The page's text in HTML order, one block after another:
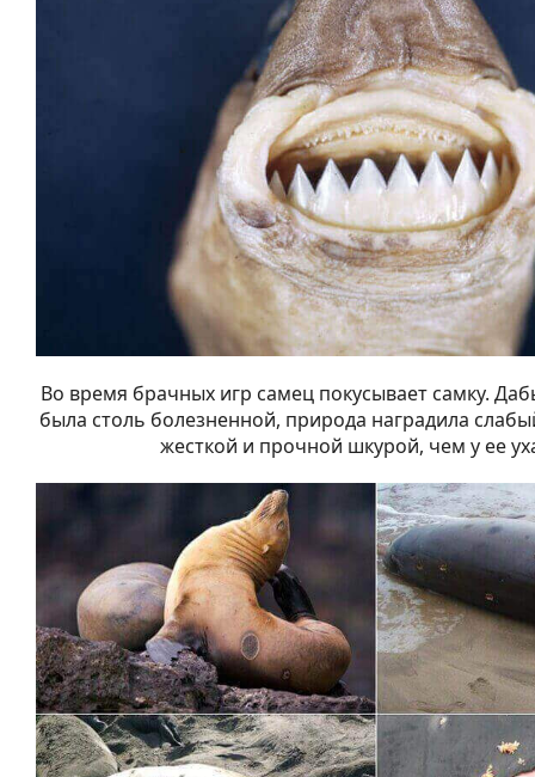
Во время брачных игр самец покусывает самку.
была столь болезненной, природа наградила
жесткой и прочной шкурой, чем у ее